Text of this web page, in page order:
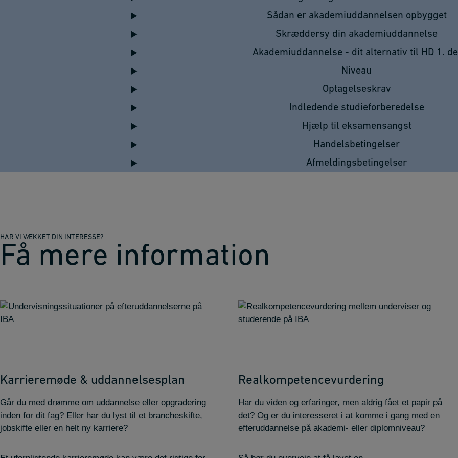
Sådan er akademiuddannelsen opbygget
Skræddersy din akademiuddannelse
Akademiuddannelse - dit alternativ til HD 1.
Niveau
Optagelseskrav
Indledende studieforberedelse
Hjælp til eksamensangst
Handelsbetingelser
Afmeldingsbetingelser
HAR VI VÆKKET DIN INTERESSE?
Få mere information
Karrieremøde & uddannelsesplan
Går du med drømme om uddannelse eller opgradering
inden for dit fag? Eller har du lyst til et brancheskifte,
jobskifte eller en helt ny karriere?
Realkompetence­vurdering
Har du viden og erfaringer, men aldrig fået et papir på
det? Og er du interesseret i at komme i gang med en
efteruddannelse på akademi- eller diplomniveau?